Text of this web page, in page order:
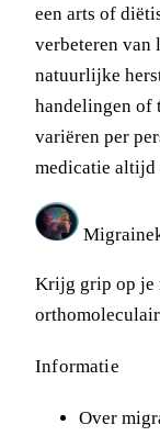
een arts of
verbeteren van
natuurlijke
handelingen of
variëren per
medicatie altijd
Krijg grip op je
Informatie
Over